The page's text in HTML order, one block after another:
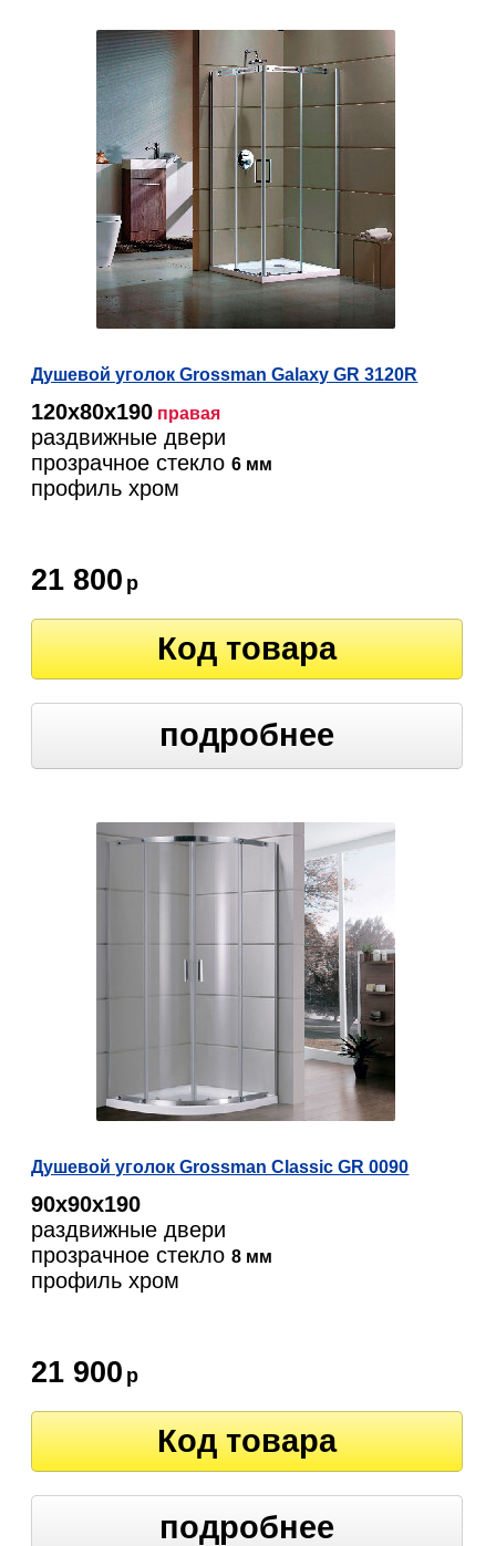
Душевой уголок Grossman Galaxy GR 3120R
120х80х190 правая
раздвижные двери
прозрачное стекло6 мм
профиль хром
21 800 р
Код товара
подробнее
Душевой уголок Grossman Classic GR 0090
90х90х190
раздвижные двери
прозрачное стекло8 мм
профиль хром
21 900 р
Код товара
подробнее